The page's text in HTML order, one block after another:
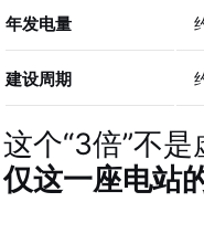
年发电量
建设周期
这个“3倍”不
仅这一座电站